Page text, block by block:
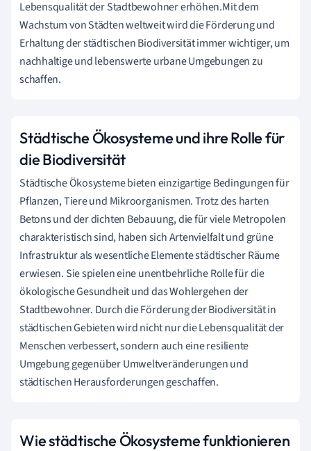
Lebensqualität der Stadtbewohner erhöhen.Mit dem
Wachstum von Städten weltweit wird die Förderung und
Erhaltung der städtischen Biodiversität immer wichtiger, um
nachhaltige und lebenswerte urbane Umgebungen zu
schaffen.
Städtische Ökosysteme und ihre Rolle für
die Biodiversität
Städtische Ökosysteme bieten einzigartige Bedingungen für
Pflanzen, Tiere und Mikroorganismen. Trotz des harten
Betons und der dichten Bebauung, die für viele Metropolen
charakteristisch sind, haben sich Artenvielfalt und grüne
Infrastruktur als wesentliche Elemente städtischer Räume
erwiesen. Sie spielen eine unentbehrliche Rolle für die
ökologische Gesundheit und das Wohlergehen der
Stadtbewohner. Durch die Förderung der Biodiversität in
städtischen Gebieten wird nicht nur die Lebensqualität der
Menschen verbessert, sondern auch eine resiliente
Umgebung gegenüber Umweltveränderungen und
städtischen Herausforderungen geschaffen.
Wie städtische Ökosysteme funktionieren